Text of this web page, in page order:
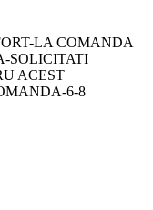
LA COMANDA
SOLICITATI
ACEST
6-8